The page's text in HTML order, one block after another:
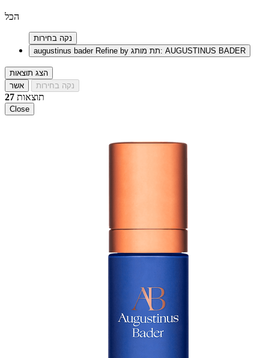
הכל
נקה בחירות
augustinus bader
Refine by תת מותג: AUGUSTINUS BADER
הצג תוצאות
אשר
נקה בחירות
27 תוצאות
Close